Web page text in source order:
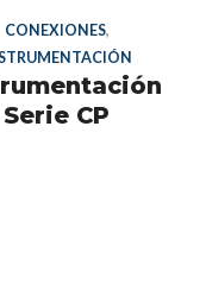
CONEXIONES,
Serie CP